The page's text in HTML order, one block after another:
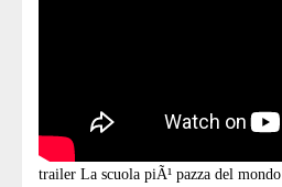
trailer La scuola piÃ¹ pazza del mondo